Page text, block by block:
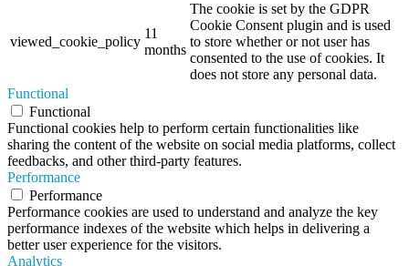
viewed_cookie_policy
11
months
The cookie is set by the GDPR
Cookie Consent plugin and is used
to store whether or not user has
consented to the use of cookies. It
does not store any personal data.
Functional
Functional
Functional cookies help to perform certain functionalities like
sharing the content of the website on social media platforms, collect
feedbacks, and other third-party features.
Performance
Performance
Performance cookies are used to understand and analyze the key
performance indexes of the website which helps in delivering a
better user experience for the visitors.
Analytics